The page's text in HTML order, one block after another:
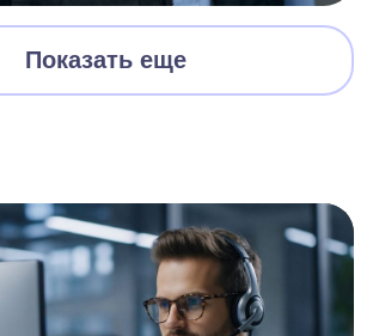
Показать еще